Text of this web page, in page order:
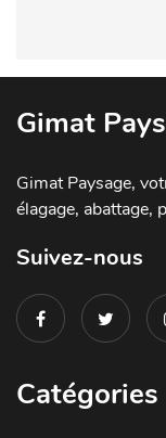
Gimat
Gimat Paysage,
élagage, abattage,
Suivez-nous
Catégories